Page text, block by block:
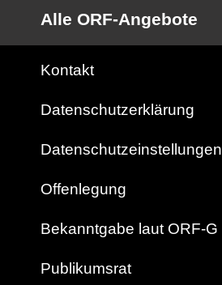
Alle ORF-Angebote
Kontakt
Datenschutzerklärung
Datenschutzeinstellungen
Offenlegung
Bekanntgabe laut ORF-G
Publikumsrat